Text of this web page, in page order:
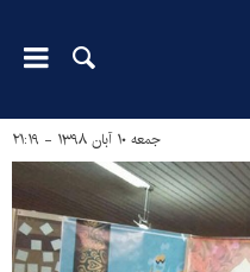
جمعه ۱۰ آبان ۱۳۹۸ - ۲۱:۱۹